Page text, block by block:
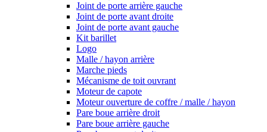
Joint de porte arrière gauche
Joint de porte avant droite
Joint de porte avant gauche
Kit barillet
Logo
Malle / hayon arrière
Marche pieds
Mécanisme de toit ouvrant
Moteur de capote
Moteur ouverture de coffre / malle / hayon
Pare boue arrière droit
Pare boue arrière gauche